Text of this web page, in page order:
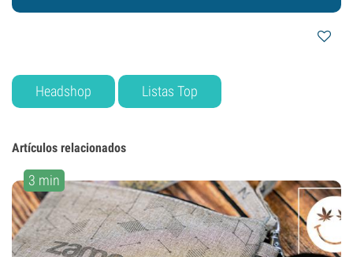
Headshop Listas Top
Artículos relacionados
3 min